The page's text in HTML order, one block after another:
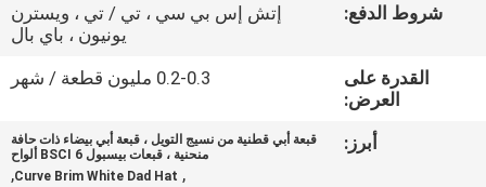
اتصلشروط الدفع:
إتش إس بي سي ، تي / تي ، ويسترن
يونيون ، باي بال
القدرة على
العرض:
0.2-0.3 مليون قطعة / شهر
أبرز:
قبعة أبي قطنية من نسيج التويل ، قبعة أبي بيضاء ذات حافة
منحنية ، قبعات بيسبول BSCI 6 ألواح
,
Curve Brim White Dad Hat
,